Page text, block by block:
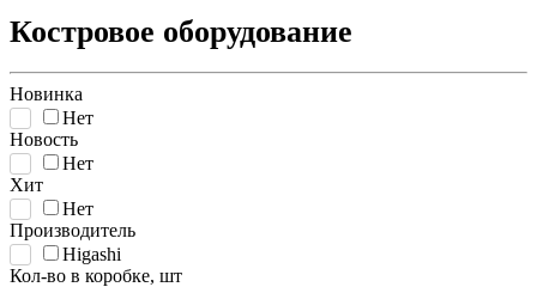
Костровое оборудование
Новинка
Нет
Новость
Нет
Хит
Нет
Производитель
Higashi
Кол-во в коробке, шт